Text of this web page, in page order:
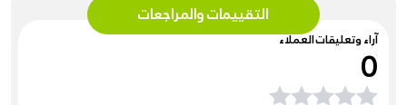
التقييمات والمراجعات
آراء وتعليقات العملاء
0